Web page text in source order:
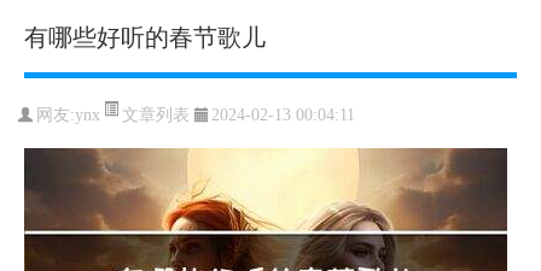
有哪些好听的春节歌儿
网友:ynx 文章列表 2024-02-13 00:04:11